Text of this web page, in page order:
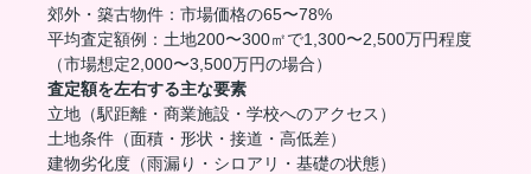
郊外・築古物件：市場価格の65〜78%
平均査定額例：土地200〜300㎡で1,300〜2,500万円程度
（市場想定2,000〜3,500万円の場合）
査定額を左右する主な要素
立地（駅距離・商業施設・学校へのアクセス）
土地条件（面積・形状・接道・高低差）
建物劣化度（雨漏り・シロアリ・基礎の状態）